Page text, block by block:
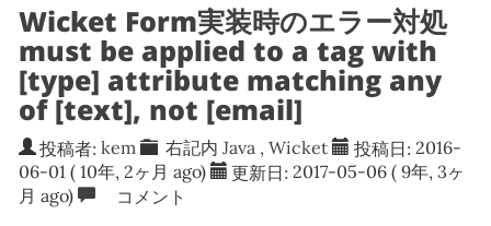
Wicket Form実装時のエラー対処
must be applied to a tag with
[type] attribute matching any
of [text], not [email]
投稿者: kem 右記内Java ,Wicket 投稿日: 2016-
06-01 ( 10年, 2ヶ月 ago) 更新日: 2017-05-06 ( 9年, 3ヶ
月 ago)
コメント